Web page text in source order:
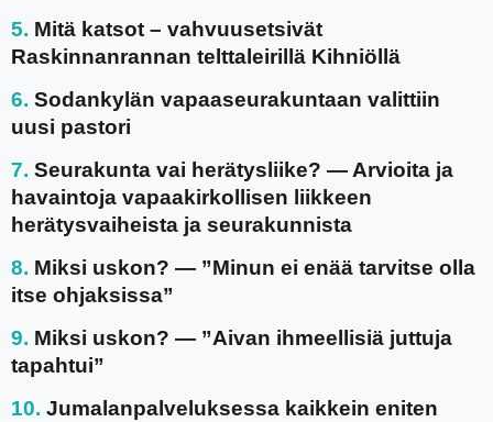
Mitä katsot – vahvuusetsivät
Raskinnanrannan telttaleirillä Kihniöllä
Sodankylän vapaaseurakuntaan valittiin
uusi pastori
Seurakunta vai herätysliike? — Arvioita ja
havaintoja vapaakirkollisen liikkeen
herätysvaiheista ja seurakunnista
Miksi uskon? — ”Minun ei enää tarvitse olla
itse ohjaksissa”
Miksi uskon? — ”Aivan ihmeellisiä juttuja
tapahtui”
Jumalanpalveluksessa kaikkein eniten